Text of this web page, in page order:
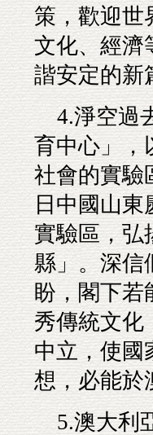
策，歡迎世
文化、經濟
諧安定的新
4.淨空過
育中心」，
社會的實驗
日中國山
實驗區，弘
縣」。深信
盼，閣下若
秀傳統文化
中立，使國
想，必能於
5.澳大利